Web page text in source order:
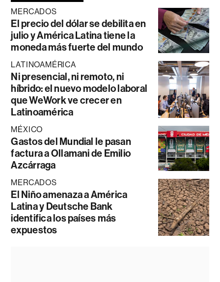
MERCADOS
El precio del dólar se debilita en
julio y América Latina tiene la
moneda más fuerte del mundo
LATINOAMÉRICA
Ni presencial, ni remoto, ni
híbrido: el nuevo modelo laboral
que WeWork ve crecer en
Latinoamérica
MÉXICO
Gastos del Mundial le pasan
factura a Ollamani de Emilio
Azcárraga
MERCADOS
El Niño amenaza a América
Latina y Deutsche Bank
identifica los países más
expuestos